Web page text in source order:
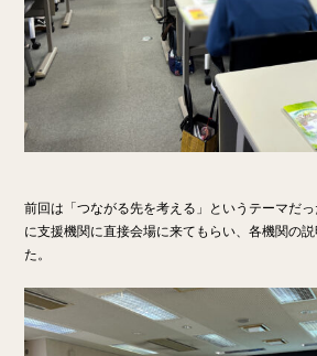
前回は「つながる先を考える」というテーマだ
に支援機関に直接会場に来てもらい、各機関の
た。